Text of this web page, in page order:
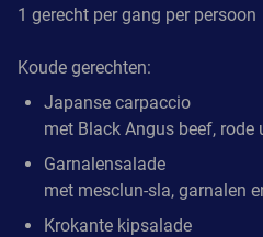
1 gerecht per gang per persoon
Koude gerechten:
Japanse carpaccio
met Black Angus beef, rode
Garnalensalade
met mesclun-sla, garnalen
Krokante kipsalade